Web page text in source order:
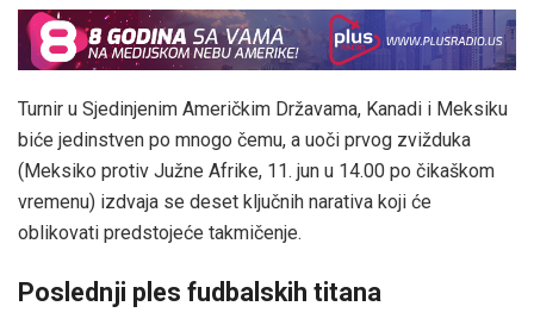
Turnir u Sjedinjenim Američkim Državama, Kanadi i Meksiku
biće jedinstven po mnogo čemu, a uoči prvog zvižduka
(Meksiko protiv Južne Afrike, 11. jun u 14.00 po čikaškom
vremenu) izdvaja se deset ključnih narativa koji će
oblikovati predstojeće takmičenje.
Poslednji ples fudbalskih titana